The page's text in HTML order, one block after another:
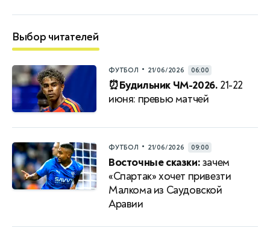
Выбор читателей
ФУТБОЛ • 21/06/2026 06:00
⏰Будильник ЧМ-2026. 21-22
июня: превью матчей
ФУТБОЛ • 21/06/2026 09:00
Восточные сказки:зачем
«Спартак» хочет привезти
Малкома из Саудовской
Аравии